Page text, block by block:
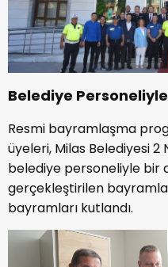
Belediye
Resmi bayramlaşma
üyeleri, Milas Belediyesi 2
belediye personeliyle bir
gerçekleştirilen
bayramları kutlandı.